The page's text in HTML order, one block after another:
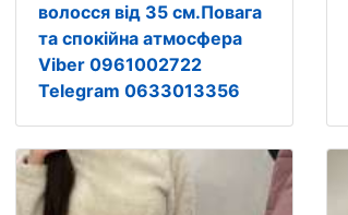
волосся від 35 см.Повага
та спокійна атмосфера
Viber 0961002722
Telegram 0633013356